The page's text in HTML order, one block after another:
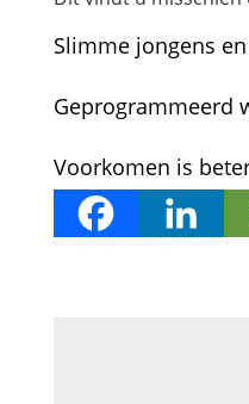
Slimme jongens
Geprogrammeerd
Voorkomen is